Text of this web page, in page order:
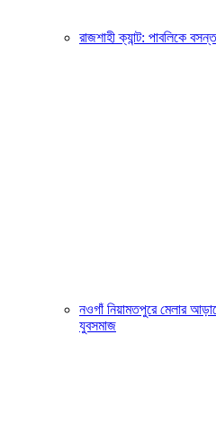
রাজশাহী ক্যান্ট: পাবলিকে
নওগাঁ নিয়ামতপুরে মেলার
যুবসমাজ